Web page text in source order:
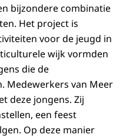
bijzondere combinatie
Het project is
voor de jeugd in
wijk vormden
die de
Medewerkers van Meer
deze jongens. Zij
een feest
Op deze manier